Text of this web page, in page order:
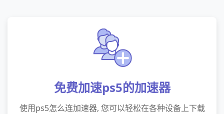
免费加速ps5的加速器
使用ps5怎么连加速器, 您可以轻松在各种设备上下载